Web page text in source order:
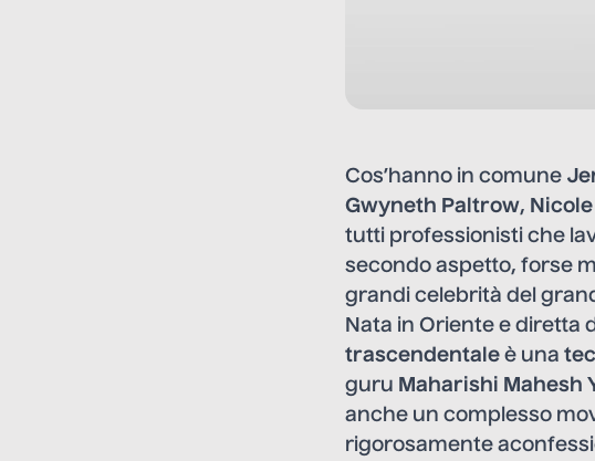
Cos’hanno in comune
Gwyneth Paltrow,
tutti professionisti che
secondo aspetto, forse
grandi celebrità del
Nata in Oriente e diretta
trascendentale è una
guru Maharishi Mahesh
anche un complesso
rigorosamente